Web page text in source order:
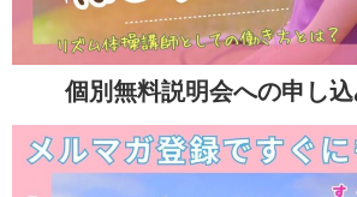
個別無料説明会への申し